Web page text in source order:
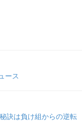
ース
訣は負け組からの逆転